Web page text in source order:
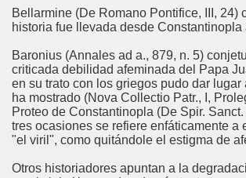
Bellarmine (De Romano Pontifice, III, 24)
historia fue llevada desde Constantinopla
Baronius (Annales ad a., 879, n. 5)
criticada debilidad afeminada del Papa
en su trato con los griegos pudo dar lugar
ha mostrado (Nova Collectio Patr., I,
Proteo de Constantinopla (De Spir.
tres ocasiones se refiere enfáticamente a
"el viril", como quitándole el estigma de
Otros historiadores apuntan a la